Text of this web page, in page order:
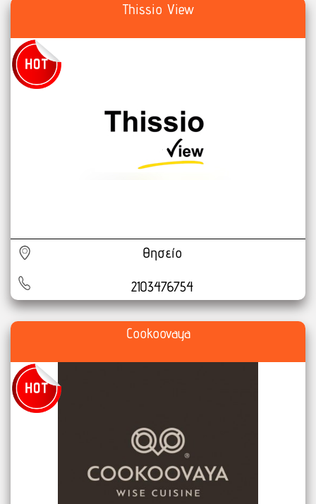
Thissio View
Θησείο
2103476754
Cookoovaya